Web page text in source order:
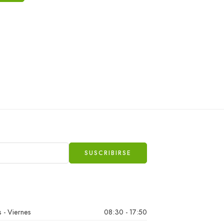
- Viernes
08:30 - 17:50